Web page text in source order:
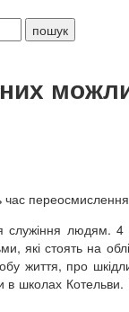
час
людям. 4
які стоять на
життя, про
школах Котельви.